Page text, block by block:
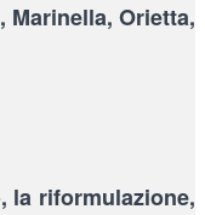
Orietta,
la riformulazione,